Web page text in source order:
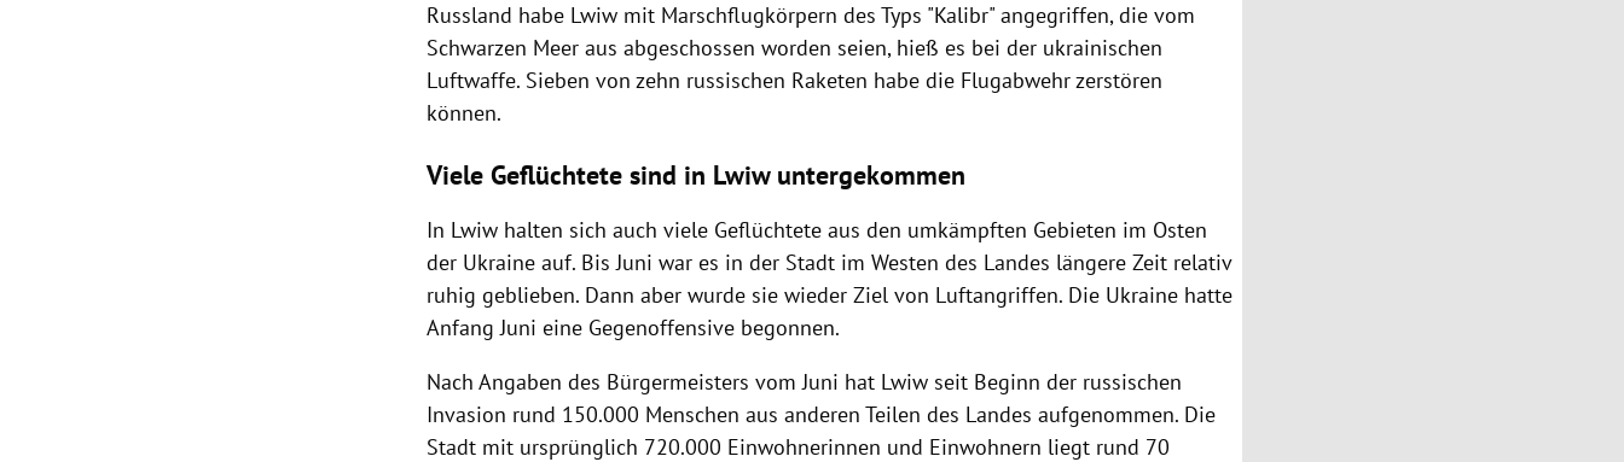
Russland habe Lwiw mit Marschflugkörpern des Typs "Kalibr" angegriffen, die vom
Schwarzen Meer aus abgeschossen worden seien, hieß es bei der ukrainischen
Luftwaffe. Sieben von zehn russischen Raketen habe die Flugabwehr zerstören
können.
Viele Geflüchtete sind in Lwiw untergekommen
In Lwiw halten sich auch viele Geflüchtete aus den umkämpften Gebieten im Osten
der Ukraine auf. Bis Juni war es in der Stadt im Westen des Landes längere Zeit relativ
ruhig geblieben. Dann aber wurde sie wieder Ziel von Luftangriffen. Die Ukraine hatte
Anfang Juni eine Gegenoffensive begonnen.
Nach Angaben des Bürgermeisters vom Juni hat Lwiw seit Beginn der russischen
Invasion rund 150.000 Menschen aus anderen Teilen des Landes aufgenommen. Die
Stadt mit ursprünglich 720.000 Einwohnerinnen und Einwohnern liegt rund 70